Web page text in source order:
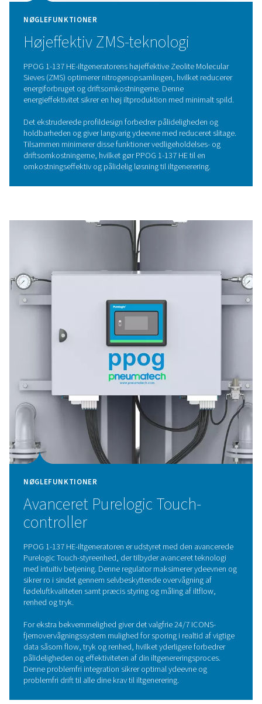
andre gasser i atmosfæren og udnytte
adsorptionsegenskaber under varierende tryk. Den
passerer gennem beholdere fyldt med
selektivt opfanger nitrogen og andre urenheder, så
strømme igennem. Ved at skifte mellem høje og lave
beholderne regenereres ZMS'erne kontinuerligt,
og pålidelig iltforsyning.
NØGLEFUNKTIONER
Højeffektiv ZMS-teknologi
PPOG 1-137 HE-iltgeneratorens højeffektive Zeolite
Sieves (ZMS) optimerer nitrogenopsamlingen, hvilket
energiforbruget og driftsomkostningerne. Denne
energieffektivitet sikrer en høj iltproduktion med
Det ekstruderede profildesign forbedrer
holdbarheden og giver langvarig ydeevne med
Tilsammen minimerer disse funktioner
driftsomkostningerne, hvilket gør PPOG 1-137 HE til en
omkostningseffektiv og pålidelig løsning til